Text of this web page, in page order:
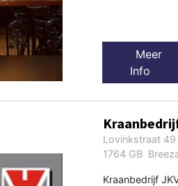
Meer
Info
Lovinkstraat 49
1764 GB
Kraanbedrijf